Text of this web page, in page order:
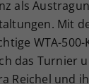
als
Mit
WTA-
das Turnier
Reichel und